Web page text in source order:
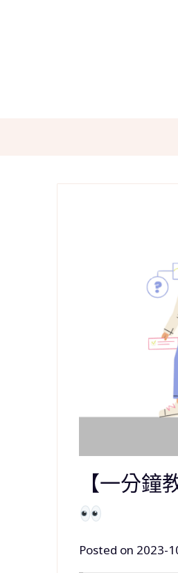
【一分
Posted on 2023-